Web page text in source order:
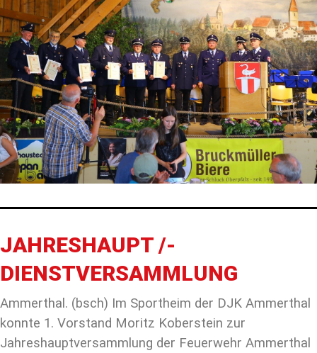
JAHRESHAUPT /-
DIENSTVERSAMMLUNG
Ammerthal. (bsch) Im Sportheim der DJK Ammerthal
konnte 1. Vorstand Moritz Koberstein zur
Jahreshauptversammlung der Feuerwehr Ammerthal